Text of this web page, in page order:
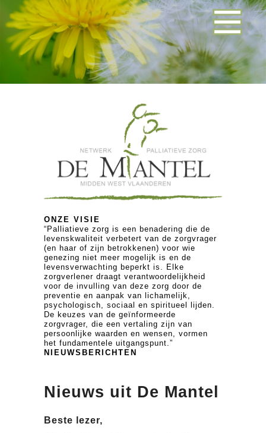
ONZE VISIE
“Palliatieve zorg is een benadering die de
levenskwaliteit verbetert van de zorgvrager
(en haar of zijn betrokkenen) voor wie
genezing niet meer mogelijk is en de
levensverwachting beperkt is. Elke
zorgverlener draagt verantwoordelijkheid
voor de invulling van deze zorg door de
preventie en aanpak van lichamelijk,
psychologisch, sociaal en spiritueel lijden.
De keuzes van de geïnformeerde
zorgvrager, die een vertaling zijn van
persoonlijke waarden en wensen, vormen
het fundamentele uitgangspunt.”
NIEUWSBERICHTEN
Nieuws uit De Mantel
Beste lezer,